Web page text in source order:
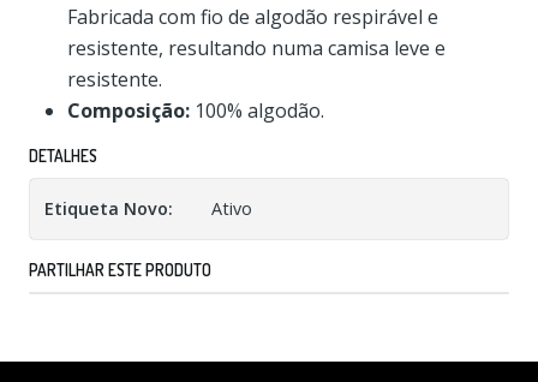
Fabricada com fio de algodão respirável e
resistente, resultando numa camisa leve e
resistente.
Composição: 100% algodão.
DETALHES
Etiqueta Novo: Ativo
PARTILHAR ESTE PRODUTO